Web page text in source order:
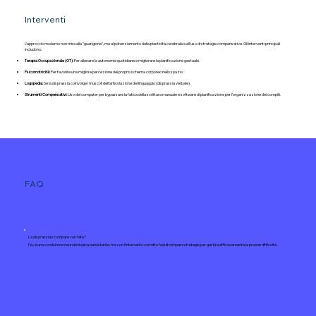
Interventi
L'approccio moderno non mira alla "guarigione", ma al potenziamento della plasticità cerebrale e all'uso di strategie compensative. Gli interventi principali
includono:
Terapia Occupazionale (OT):Per allenare le autonomie quotidiane e migliorare la pianificazione gestuale.
Psicomotricità:Per favorire una migliore percezione del proprio schema corporeo nello spazio.
Logopedia:Se la disprassia coinvolge i muscoli dell'articolazione del linguaggio (disprassia verbale).
Strumenti Compensativi:Uso del computer per bypassare la fatica della scrittura manuale e software di pianificazione per l'organizzazione dei compiti.
FAQ
La disprassia scompare con l'età?
No, è una condizione neurobiologica persistente, ma con l'intervento corretto l'adulto impara strategie per gestire efficacemente le proprie difficoltà.